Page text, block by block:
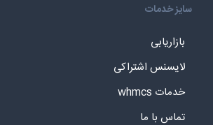
سایز خدمات
بازاریابی
لایسنس اشتراکی
خدمات whmcs
تماس با ما